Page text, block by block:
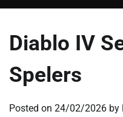
Diablo IV
Spelers
Posted on 24/02/2026 by